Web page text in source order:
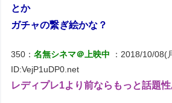
とか
ガチャの繋ぎ絵かな？
350：名無シネマ＠上映中
：2018/10/08(
ID:VejP1uDP0.net
レディプレ1より前ならもっと話題